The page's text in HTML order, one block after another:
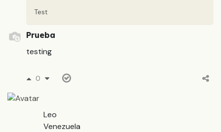
Test
Prueba
testing
0
Leo
Venezuela